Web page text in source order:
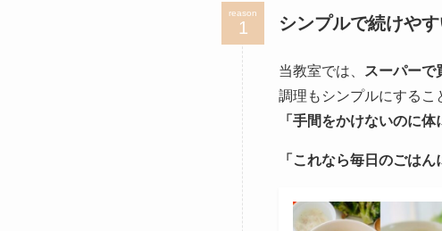
reason シンプルで続けや
当教室では、 スーパーで
調理もシンプルにするこ
「手間をかけないのに体
「これなら毎日のごはん